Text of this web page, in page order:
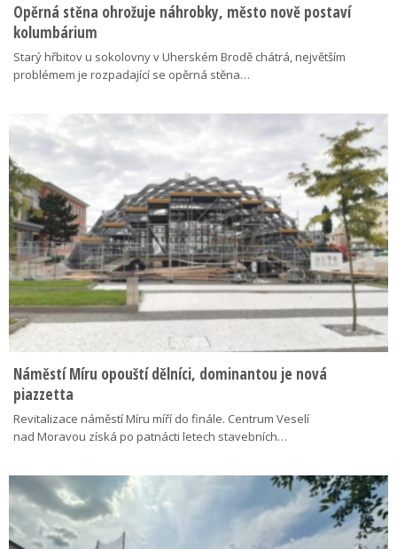
Opěrná stěna ohrožuje náhrobky, město nově postaví
kolumbárium
Starý hřbitov u sokolovny v Uherském Brodě chátrá, největším
problémem je rozpadající se opěrná stěna…
Náměstí Míru opouští dělníci, dominantou je nová
piazzetta
Revitalizace náměstí Míru míří do finále. Centrum Veselí
nad Moravou získá po patnácti letech stavebních…